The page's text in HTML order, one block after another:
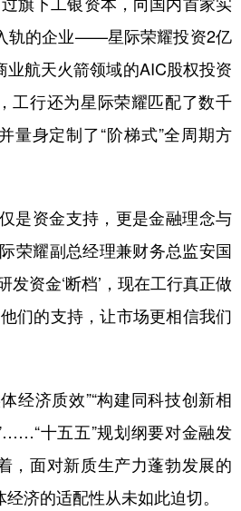
轨的企业——星际荣耀投资2亿
业航天火箭领域的AIC股权投资
工行还为星际荣耀匹配了数千
量身定制了“阶梯式”全周期方
资金支持，更是金融理念与
荣耀副总经理兼财务总监安国
发资金‘断档’，现在工行真正做
们的支持，让市场更相信我们
济质效”“构建同科技创新相
十五五”规划纲要对金融发
，面对新质生产力蓬勃发展的
济的适配性从未如此迫切。